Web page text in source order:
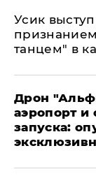
Усик
танцем" в
Дрон
аэропорт
запуска: